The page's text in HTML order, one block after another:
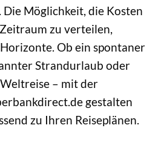
Die Möglichkeit, die Kosten
zu verteilen,
Ob ein spontaner
Strandurlaub oder
– mit der
gestalten
zu Ihren Reiseplänen.